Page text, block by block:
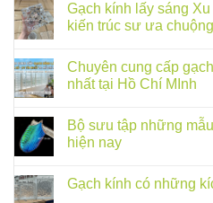
Gạch kính lấy sáng
kiến trúc sư ưa chuộng
Chuyên cung cấp
nhất tại Hồ Chí MInh
Bộ sưu tập những
hiện nay
Gạch kính có những